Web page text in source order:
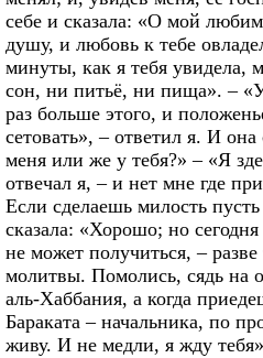
себе и сказала: «О мой
душу, и любовь к тебе
минуты, как я тебя увидела,
сон, ни питьё, ни пища». –
раз больше этого, и
сетовать», – ответил я. И
меня или же у тебя?» – «Я
отвечал я, – и нет мне где
Если сделаешь милость
сказала: «Хорошо; но
не может получиться, – разве
молитвы. Помолись, сядь на
аль-Хаббания, а когда
Бараката – начальника, по
живу. И не медли, я жду